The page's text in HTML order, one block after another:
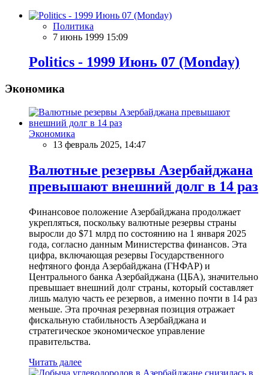
Политика
7 июнь 1999 15:09
Politics - 1999 Июнь 07 (Monday)
Экономика
Экономика
13 февраль 2025, 14:47
Валютные резервы Азербайджана
превышают внешний долг в 14 раз
Финансовое положение Азербайджана продолжает
укрепляться, поскольку валютные резервы страны
выросли до $71 млрд по состоянию на 1 января 2025
года, согласно данным Министерства финансов. Эта
цифра, включающая резервы Государственного
нефтяного фонда Азербайджана (ГНФАР) и
Центрального банка Азербайджана (ЦБА), значительно
превышает внешний долг страны, который составляет
лишь малую часть ее резервов, а именно почти в 14 раз
меньше. Эта прочная резервная позиция отражает
фискальную стабильность Азербайджана и
стратегическое экономическое управление
правительства.
Читать далее